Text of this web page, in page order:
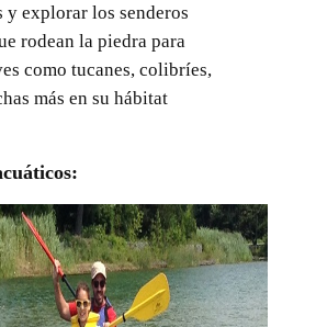
y explorar los senderos
rodean la piedra para
como tucanes, colibríes,
más en su hábitat